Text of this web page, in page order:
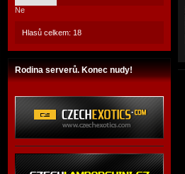
Ne
Hlasů celkem: 18
Rodina serverů. Konec nudy!